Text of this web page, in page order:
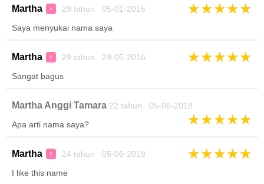
Martha ♀ 29 tahun 05-01-2016 ★★★★★
Saya menyukai nama saya
Martha ♀ 29 tahun 29-05-2016 ★★★★★
Sangat bagus
Martha Anggi Tamara 22 tahun 05-06-2018
★★★★★
Apa arti nama saya?
Martha ♀ 24 tahun 05-06-2018 ★★★★★
I like this name